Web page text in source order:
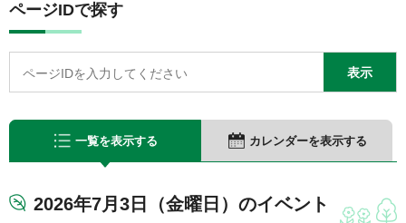
ページIDで探す
一覧を表示する カレンダーを表示する
2026年7月3日（金曜日）のイベント